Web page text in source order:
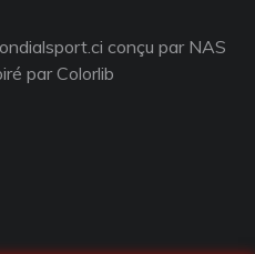
conçu par NAS
parColorlib